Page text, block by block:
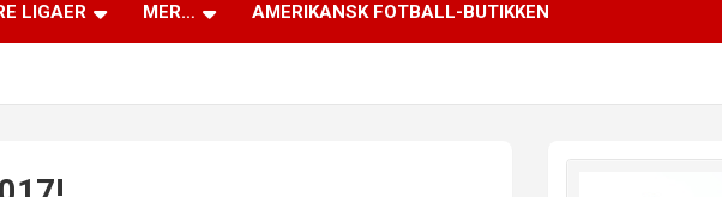
LIGAER MER… AMERIKANSK FOTBALL-BUTIKKEN